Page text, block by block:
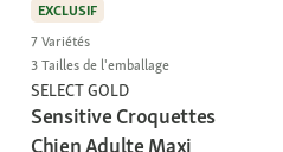
EXCLUSIF
7 Variétés
3 Tailles de l'emballage
SELECT GOLD
Sensitive Croquettes
Chien Adulte Maxi